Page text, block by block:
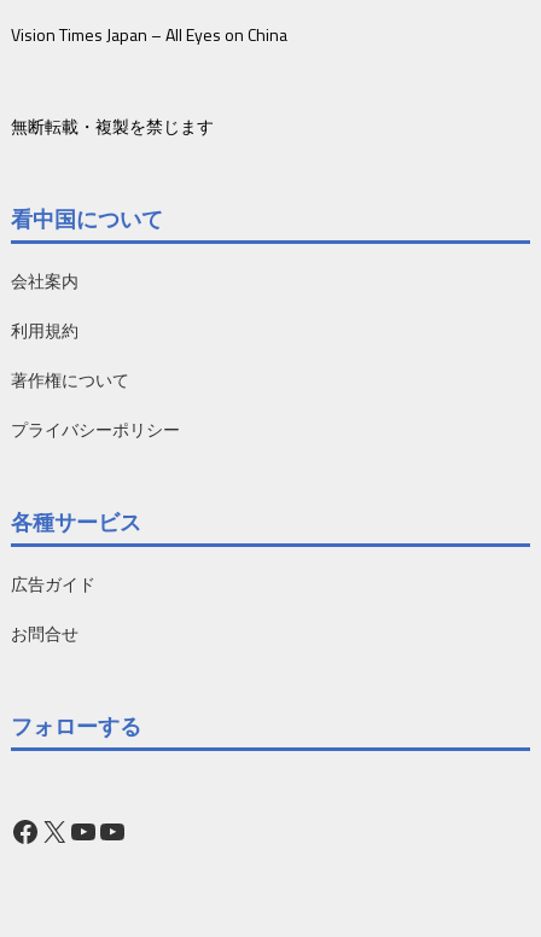
Vision Times Japan – All Eyes on China
無断転載・複製を禁じます
看中国について
会社案内
利用規約
著作権について
プライバシーポリシー
各種サービス
広告ガイド
お問合せ
フォローする
Facebook
X YouTube
YouTube